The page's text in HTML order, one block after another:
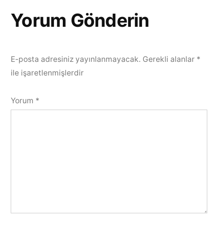
Yorum Gönderin
E-posta adresiniz yayınlanmayacak. Gerekli alanlar *
ile işaretlenmişlerdir
Yorum *